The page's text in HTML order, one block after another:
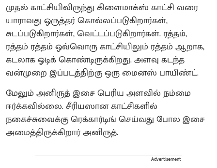
முதல் காட்சியிலிருந்து கிளைமாக்ஸ் காட்சி வரை
யாராவது ஒருத்தர் கொல்லப்படுகிறார்கள்,
சுடப்படுகிறார்கள், வெட்டப்படுகிறார்கள். ரத்தம்,
ரத்தம் ரத்தம் ஒவ்வொரு காட்சியிலும் ரத்தம் ஆறாக,
கடலாக ஓடிக் கொண்டிருக்கிறது. அளவு கடந்த
வன்முறை இப்படத்திற்கு ஒரு மைனஸ் பாயிண்ட்.
மேலும் அனிருத் இசை பெரிய அளவில் நம்மை
ஈர்க்கவில்லை. சீரியஸான காட்சிகளில்
நகைச்சுவைக்கு ரெக்கார்டிங் செய்வது போல இசை
அமைத்திருக்கிறார் அனிருத்.
Advertisement